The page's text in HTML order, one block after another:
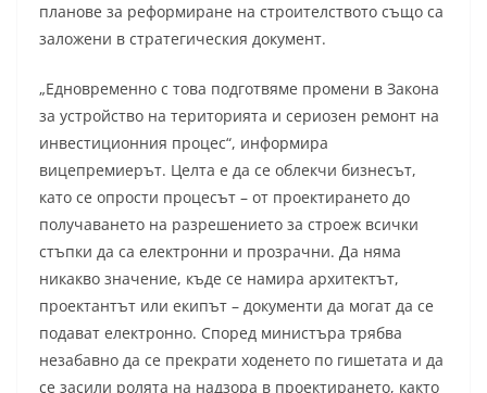
планове за реформиране на строителството също са
заложени в стратегическия документ.
„Едновременно с това подготвяме промени в Закона
за устройство на територията и сериозен ремонт на
инвестиционния процес“, информира
вицепремиерът. Целта е да се облекчи бизнесът,
като се опрости процесът – от проектирането до
получаването на разрешението за строеж всички
стъпки да са електронни и прозрачни. Да няма
никакво значение, къде се намира архитектът,
проектантът или екипът – документи да могат да се
подават електронно. Според министъра трябва
незабавно да се прекрати ходенето по гишетата и да
се засили ролята на надзора в проектирането, както